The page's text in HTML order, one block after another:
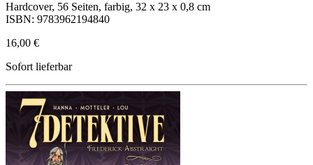
Hardcover, 56 Seiten, farbig, 32 x 23 x 0,8 cm
ISBN: 9783962194840
16,00 €
Sofort lieferbar